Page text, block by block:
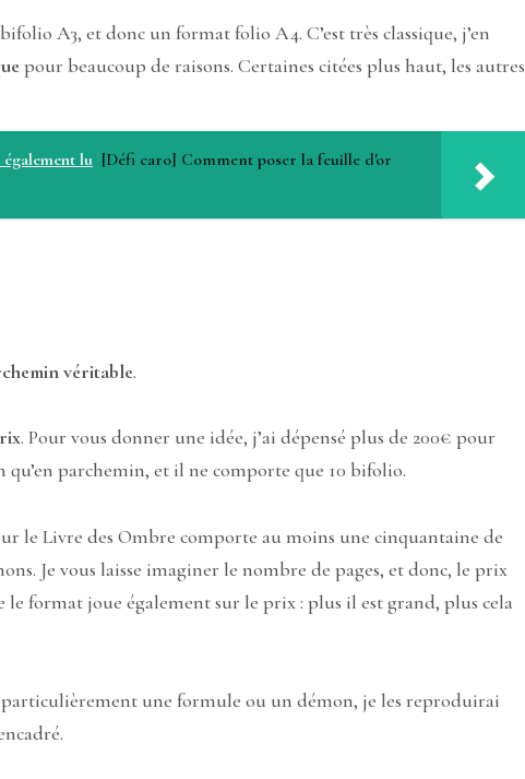
A3, et donc un format folio A4. C’est très classique, j’en
pour beaucoup de raisons. Certaines citées plus haut, les autres
lu [Défi caro] Comment poser la feuille d'or
véritable.
. Pour vous donner une idée, j’ai dépensé plus de 200€ pour
parchemin, et il ne comporte que 10 bifolio.
le Livre des Ombre comporte au moins une cinquantaine de
Je vous laisse imaginer le nombre de pages, et donc, le prix
le format joue également sur le prix : plus il est grand, plus cela
particulièrement une formule ou un démon, je les reproduirai